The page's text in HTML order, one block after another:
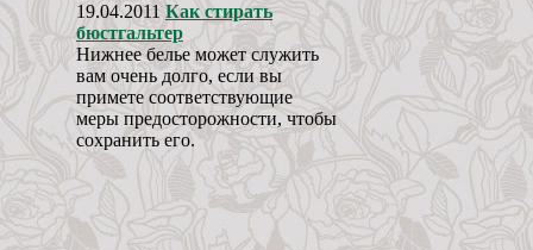
19.04.2011 Как стирать
бюстгальтер
Нижнее белье может служить
вам очень долго, если вы
примете соответствующие
меры предосторожности, чтобы
сохранить его.